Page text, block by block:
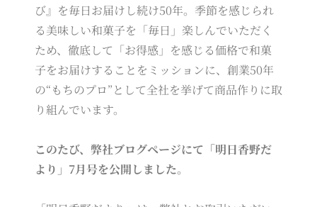
び』を毎日お届けし続け50年。季節を感じられ
る美味しい和菓子を「毎日」楽しんでいただく
ため、徹底して「お得感」を感じる価格で和菓
子をお届けすることをミッションに、創業50年
の“もちのプロ”として全社を挙げて商品作りに取
り組んでいます。
このたび、弊社ブログページにて「明日香野だ
より」7月号を公開しました。